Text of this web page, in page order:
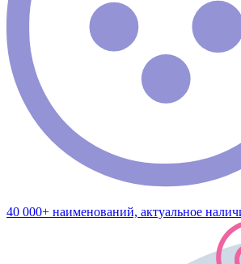
40 000+ наименований, актуальное